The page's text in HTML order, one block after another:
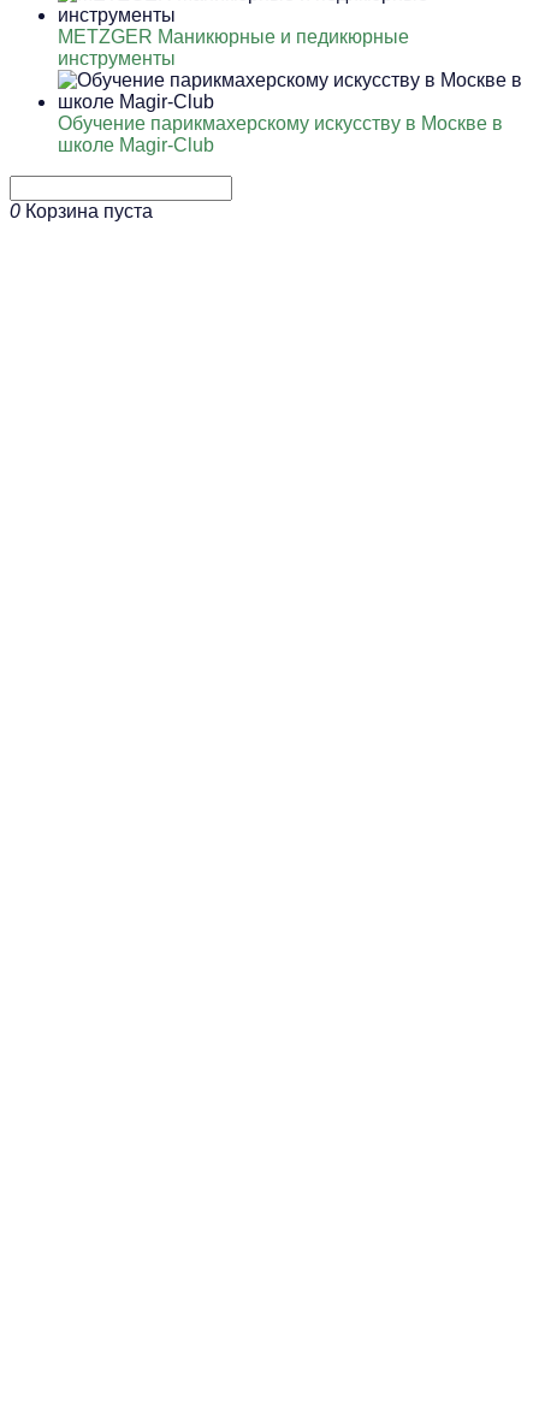
METZGER Маникюрные и педикюрные
инструменты
Обучение парикмахерскому искусству в Москве в
школе Magir-Club
0 Корзина пуста